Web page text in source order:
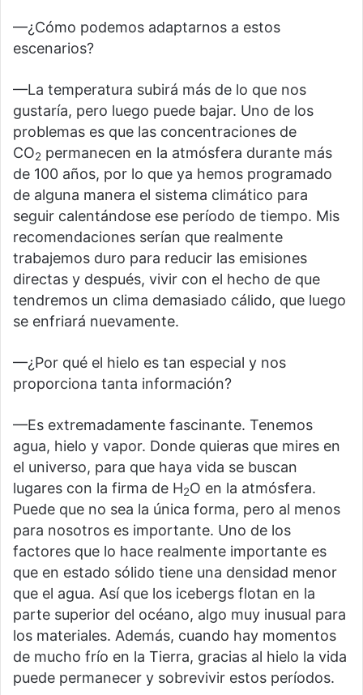
—¿Cómo podemos adaptarnos a estos
escenarios?
—La temperatura subirá más de lo que nos
gustaría, pero luego puede bajar. Uno de los
problemas es que las concentraciones de
CO2 permanecen en la atmósfera durante más
de 100 años, por lo que ya hemos programado
de alguna manera el sistema climático para
seguir calentándose ese período de tiempo. Mis
recomendaciones serían que realmente
trabajemos duro para reducir las emisiones
directas y después, vivir con el hecho de que
tendremos un clima demasiado cálido, que luego
se enfriará nuevamente.
—¿Por qué el hielo es tan especial y nos
proporciona tanta información?
—Es extremadamente fascinante. Tenemos
agua, hielo y vapor. Donde quieras que mires en
el universo, para que haya vida se buscan
lugares con la firma de H2O en la atmósfera.
Puede que no sea la única forma, pero al menos
para nosotros es importante. Uno de los
factores que lo hace realmente importante es
que en estado sólido tiene una densidad menor
que el agua. Así que los icebergs flotan en la
parte superior del océano, algo muy inusual para
los materiales. Además, cuando hay momentos
de mucho frío en la Tierra, gracias al hielo la vida
puede permanecer y sobrevivir estos períodos.